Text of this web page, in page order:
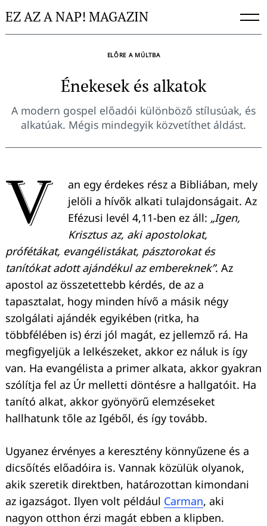
toEZ AZ A NAP! MAGAZIN
ELŐRE A MÚLTBA
Énekesek és alkatok
A modern gospel előadói különböző stílusúak, és
alkatúak. Mégis mindegyik közvetíthet áldást.
V
an egy érdekes rész a Bibliában, mely
jelöli a hívők alkati tulajdonságait. Az
Efézusi levél 4,11-ben ez áll: „Igen,
Krisztus az, aki apostolokat,
prófétákat, evangélistákat, pásztorokat és
tanítókat adott ajándékul az embereknek”. Az
apostol az összetettebb kérdés, de az a
tapasztalat, hogy minden hívő a másik négy
szolgálati ajándék egyikében (ritka, ha
többfélében is) érzi jól magát, ez jellemző rá. Ha
megfigyeljük a lelkészeket, akkor ez náluk is így
van. Ha evangélista a primer alkata, akkor gyakran
szólítja fel az Úr melletti döntésre a hallgatóit. Ha
tanító alkat, akkor gyönyörű elemzéseket
hallhatunk tőle az Igéből, és így tovább.
Ugyanez érvényes a keresztény könnyűzene és a
dicsőítés előadóira is. Vannak közülük olyanok,
akik szeretik direktben, határozottan kimondani
az igazságot. Ilyen volt például Carman, aki
nagyon otthon érzi magát ebben a klipben.